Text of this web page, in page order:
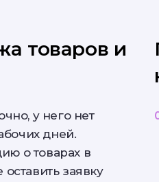
товаров и
у него нет
дней.
о товарах в
заявку